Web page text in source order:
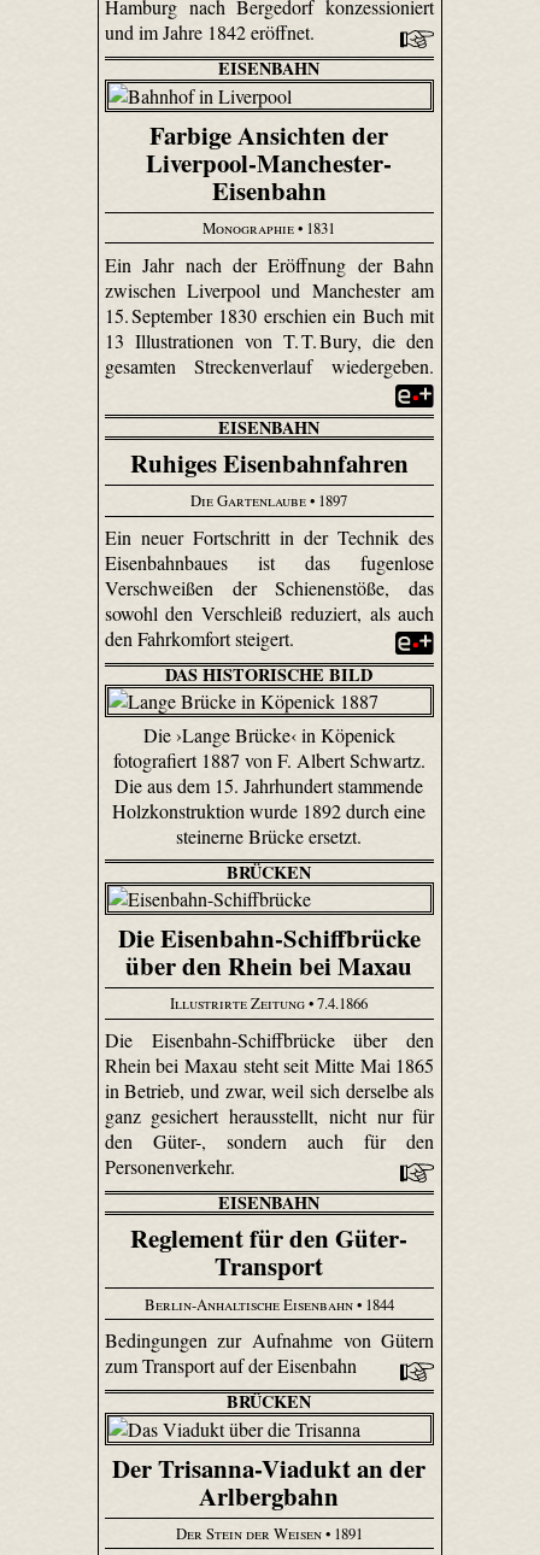
Hamburg nach Bergedorf konzessioniert
und im Jahre 1842 eröffnet.
EISENBAHN
Farbige Ansichten der
Liverpool-Manchester-
Eisenbahn
Monographie• 1831
Ein Jahr nach der Eröffnung der Bahn
zwischen Liverpool und Manchester am
15. September 1830 erschien ein Buch mit
13 Illustrationen von T. T. Bury, die den
gesamten Streckenverlauf wiedergeben.
EISENBAHN
Ruhiges Eisenbahnfahren
Die Gartenlaube• 1897
Ein neuer Fortschritt in der Technik des
Eisenbahnbaues ist das fugenlose
Verschweißen der Schienenstöße, das
sowohl den Verschleiß reduziert, als auch
den Fahrkomfort steigert.
DAS HISTORISCHE BILD
Die ›Lange Brücke‹ in Köpenick
fotografiert 1887 von F. Albert Schwartz.
Die aus dem 15. Jahrhundert stammende
Holzkonstruktion wurde 1892 durch eine
steinerne Brücke ersetzt.
BRÜCKEN
Die Eisenbahn-Schiffbrücke
über den Rhein bei Maxau
Illustrirte Zeitung• 7.4.1866
Die Eisenbahn-Schiffbrücke über den
Rhein bei Maxau steht seit Mitte Mai 1865
in Betrieb, und zwar, weil sich derselbe als
ganz gesichert herausstellt, nicht nur für
den Güter-, sondern auch für den
Personenverkehr.
EISENBAHN
Reglement für den Güter-
Transport
Berlin-Anhaltische Eisenbahn• 1844
Bedingungen zur Aufnahme von Gütern
zum Transport auf der Eisenbahn
BRÜCKEN
Der Trisanna-Viadukt an der
Arlbergbahn
Der Stein der Weisen• 1891